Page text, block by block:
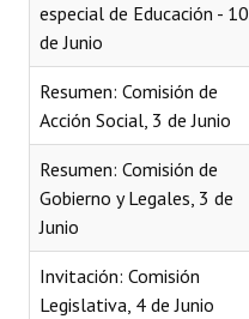
Comisiones Especiales
Programas
LEGISLACIÓN
Constitución Nacional
Constitución Provincial
especial de Educación - 10
de Junio
Resumen: Comisión de
Acción Social, 3 de Junio
Resumen: Comisión de
Gobierno y Legales, 3 de
Junio
Invitación: Comisión
Legislativa, 4 de Junio